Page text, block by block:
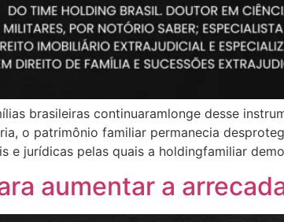
brasileiras continuaramlonge desse
o patrimônio familiar permanecia
e jurídicas pelas quais a holdingfamiliar
aumentar a